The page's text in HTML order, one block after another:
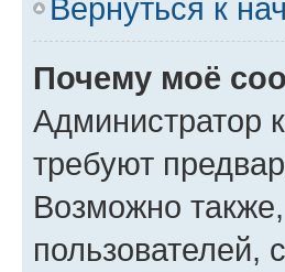
Вернуться к
Почему моё
Администратор
требуют
Возможно